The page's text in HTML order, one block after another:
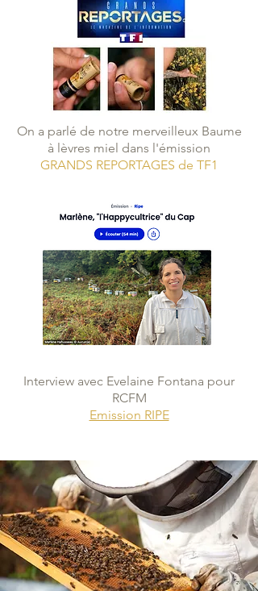
On a parlé de notre merveilleux Baume
à lèvres miel dans l'émission
GRANDS REPORTAGES de TF1
Interview avec Evelaine Fontana pour
RCFM
Emission RIPE